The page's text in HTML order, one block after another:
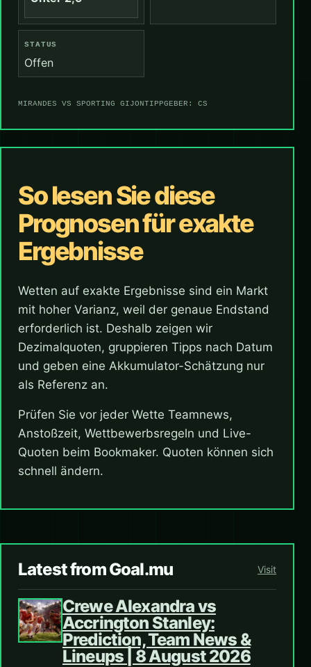
STATUS
Offen
MIRANDES VS SPORTING GIJONTIPPGEBER: CS
So lesen Sie diese
Prognosen für exakte
Ergebnisse
Wetten auf exakte Ergebnisse sind ein Markt
mit hoher Varianz, weil der genaue Endstand
erforderlich ist. Deshalb zeigen wir
Dezimalquoten, gruppieren Tipps nach Datum
und geben eine Akkumulator-Schätzung nur
als Referenz an.
Prüfen Sie vor jeder Wette Teamnews,
Anstoßzeit, Wettbewerbsregeln und Live-
Quoten beim Bookmaker. Quoten können sich
schnell ändern.
Latest from Goal.mu Visit
Crewe Alexandra vs
Accrington Stanley:
Prediction, Team News &
Lineups | 8 August 2026